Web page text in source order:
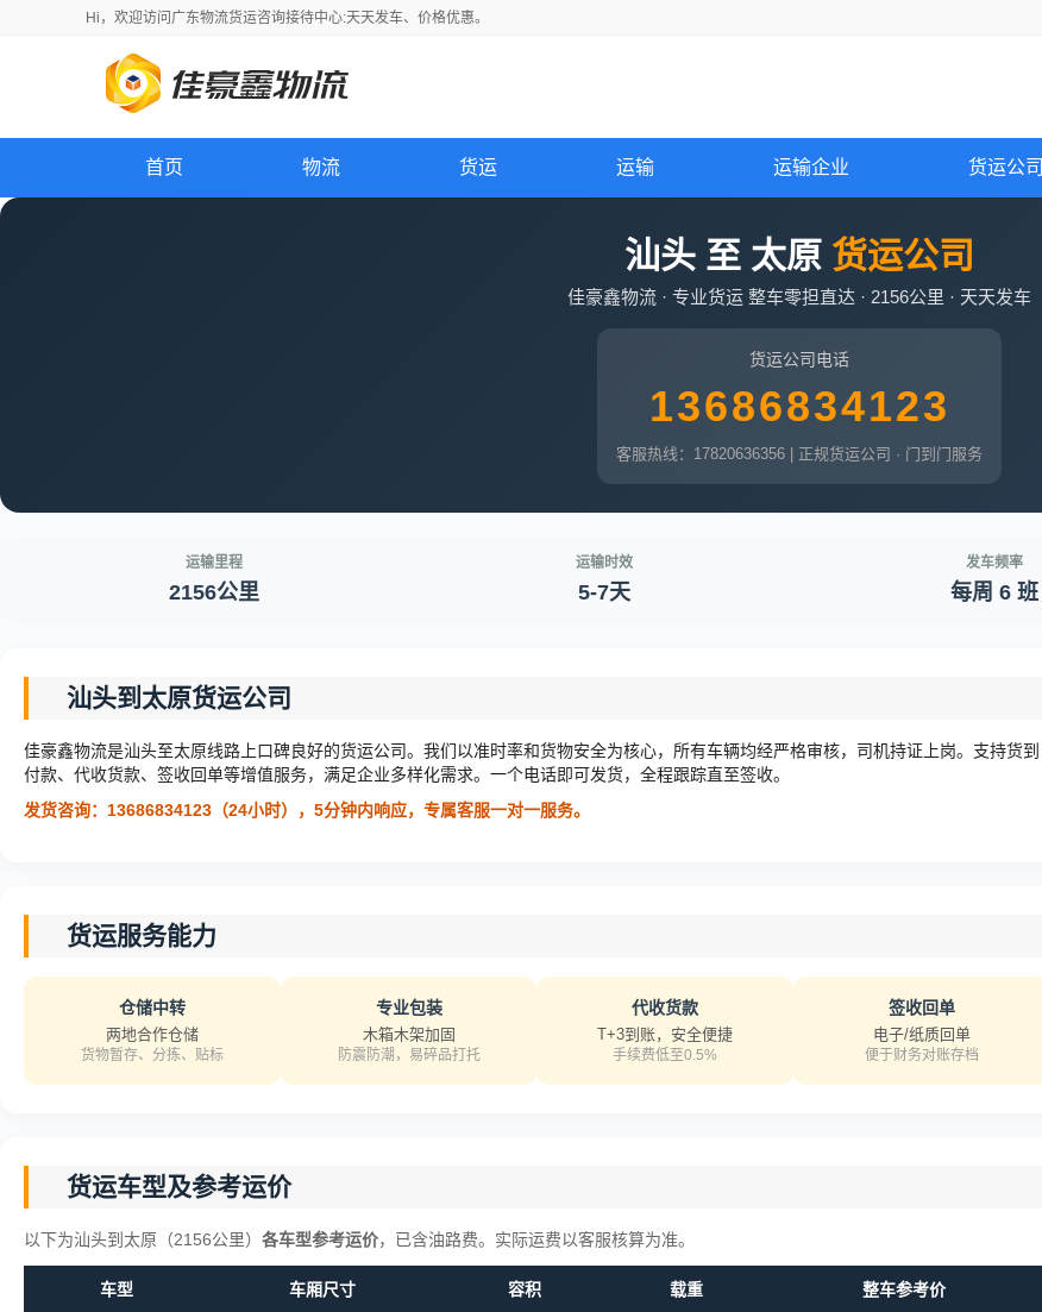
Hi， 欢迎访问 广东物流货运咨询接待中心:天天发车、价格优惠。
首页 物流 货运 运输 运输企业 货运公司
汕头 至 太原 货运公司
佳豪鑫物流 · 专业货运 整车零担直达 · 2156公里 · 天天发车
货运公司电话
13686834123
客服热线：17820636356 | 正规货运公司 · 门到门服务
运输里程
2156公里
运输时效
5-7天
发车频率
每周 6 班
汕头到太原货运公司
佳豪鑫物流是汕头至太原线路上口碑良好的货运公司。我们以准时率和货物安全为核心，所有车辆均经严格审核，司机持证上岗。支持货到
付款、代收货款、签收回单等增值服务，满足企业多样化需求。一个电话即可发货，全程跟踪直至签收。
发货咨询：13686834123（24小时），5分钟内响应，专属客服一对一服务。
货运服务能力
仓储中转
两地合作仓储
货物暂存、分拣、贴标
专业包装
木箱木架加固
防震防潮，易碎品打托
代收货款
T+3到账，安全便捷
手续费低至0.5%
签收回单
电子/纸质回单
便于财务对账存档
货运车型及参考运价
以下为汕头到太原（2156公里） 各车型参考运价，已含油路费。实际运费以客服核算为准。
车型 车厢尺寸 容积 载重 整车参考价